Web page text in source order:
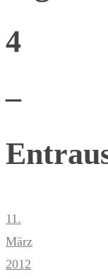
4
–
11.
März
2012